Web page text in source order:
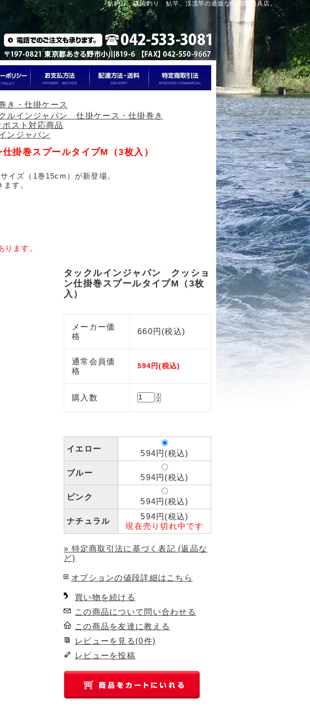
鮎釣り、渓流釣り 鮎竿、渓流竿の通販なら岡野釣具店。
き・仕掛ケース
ルインジャパン 仕掛ケース・仕掛巻き
スト対応商品
ンジャパン
掛巻スプールタイプM（3枚入）
イズ（1巻15cm）が新登場。
す。
ます。
タックルインジャパン クッショ
ン仕掛巻スプールタイプM（3枚
入）
メーカー価
格
660円(税込)
通常会員価
格
594円(税込)
購入数
イエロー
594円(税込)
ブルー
594円(税込)
ピンク
594円(税込)
ナチュラル
594円(税込)
現在売り切れ中です
» 特定商取引法に基づく表記 (返品な
ど)
オプションの値段詳細はこちら
買い物を続ける
この商品について問い合わせる
この商品を友達に教える
レビューを見る(0件)
レビューを投稿